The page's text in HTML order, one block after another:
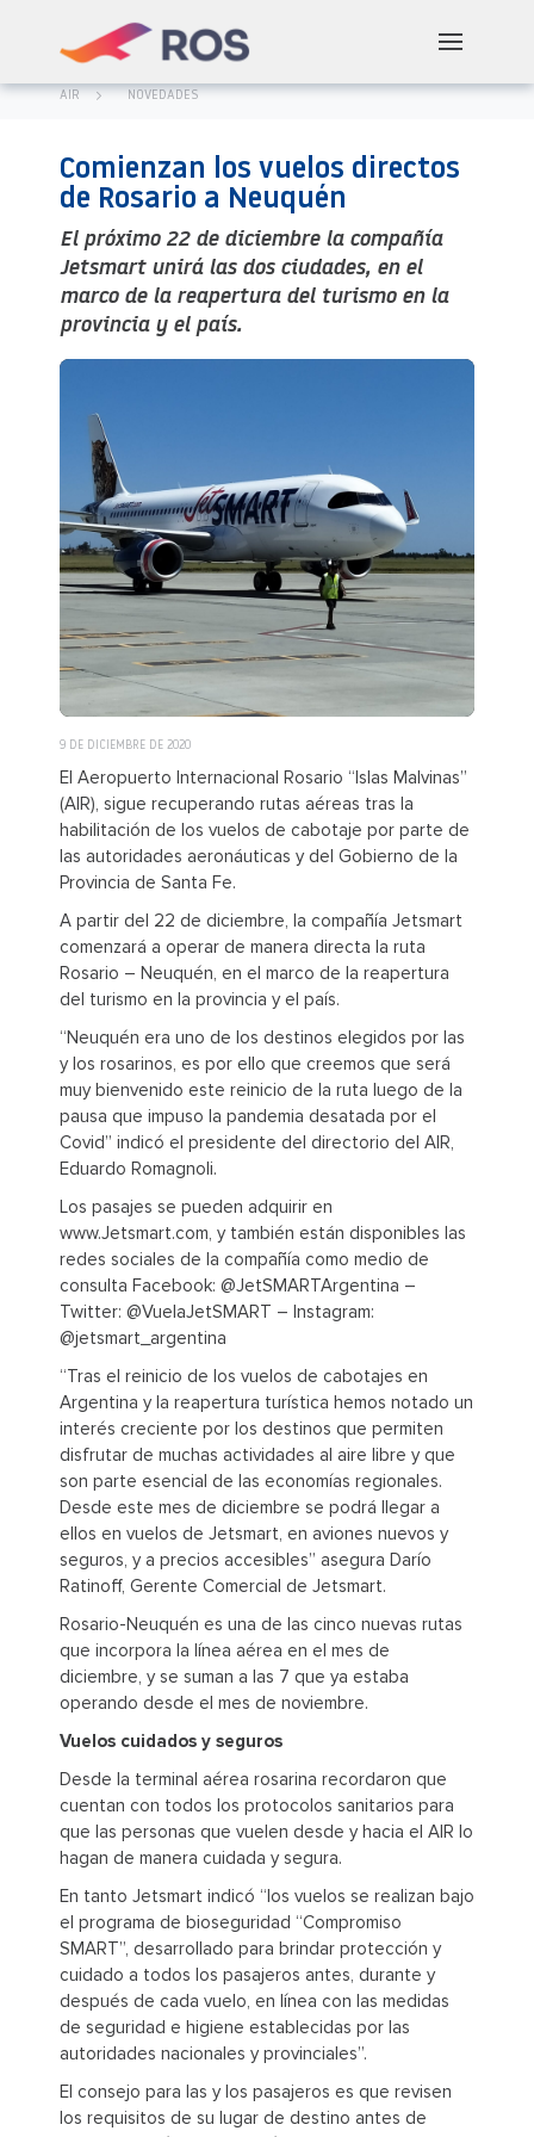
AIR NOVEDADES
Comienzan los vuelos directos
de Rosario a Neuquén
El próximo 22 de diciembre la compañía
Jetsmart unirá las dos ciudades, en el
marco de la reapertura del turismo en la
provincia y el país.
9 DE DICIEMBRE DE 2020
El Aeropuerto Internacional Rosario “Islas Malvinas”
(AIR), sigue recuperando rutas aéreas tras la
habilitación de los vuelos de cabotaje por parte de
las autoridades aeronáuticas y del Gobierno de la
Provincia de Santa Fe.
A partir del 22 de diciembre, la compañía Jetsmart
comenzará a operar de manera directa la ruta
Rosario – Neuquén, en el marco de la reapertura
del turismo en la provincia y el país.
“Neuquén era uno de los destinos elegidos por las
y los rosarinos, es por ello que creemos que será
muy bienvenido este reinicio de la ruta luego de la
pausa que impuso la pandemia desatada por el
Covid” indicó el presidente del directorio del AIR,
Eduardo Romagnoli.
Los pasajes se pueden adquirir en
www.Jetsmart.com, y también están disponibles las
redes sociales de la compañía como medio de
consulta Facebook: @JetSMARTArgentina –
Twitter: @VuelaJetSMART – Instagram:
@jetsmart_argentina
“Tras el reinicio de los vuelos de cabotajes en
Argentina y la reapertura turística hemos notado un
interés creciente por los destinos que permiten
disfrutar de muchas actividades al aire libre y que
son parte esencial de las economías regionales.
Desde este mes de diciembre se podrá llegar a
ellos en vuelos de Jetsmart, en aviones nuevos y
seguros, y a precios accesibles” asegura Darío
Ratinoff, Gerente Comercial de Jetsmart.
Rosario-Neuquén es una de las cinco nuevas rutas
que incorpora la línea aérea en el mes de
diciembre, y se suman a las 7 que ya estaba
operando desde el mes de noviembre.
Vuelos cuidados y seguros
Desde la terminal aérea rosarina recordaron que
cuentan con todos los protocolos sanitarios para
que las personas que vuelen desde y hacia el AIR lo
hagan de manera cuidada y segura.
En tanto Jetsmart indicó “los vuelos se realizan bajo
el programa de bioseguridad “Compromiso
SMART”, desarrollado para brindar protección y
cuidado a todos los pasajeros antes, durante y
después de cada vuelo, en línea con las medidas
de seguridad e higiene establecidas por las
autoridades nacionales y provinciales”.
El consejo para las y los pasajeros es que revisen
los requisitos de su lugar de destino antes de